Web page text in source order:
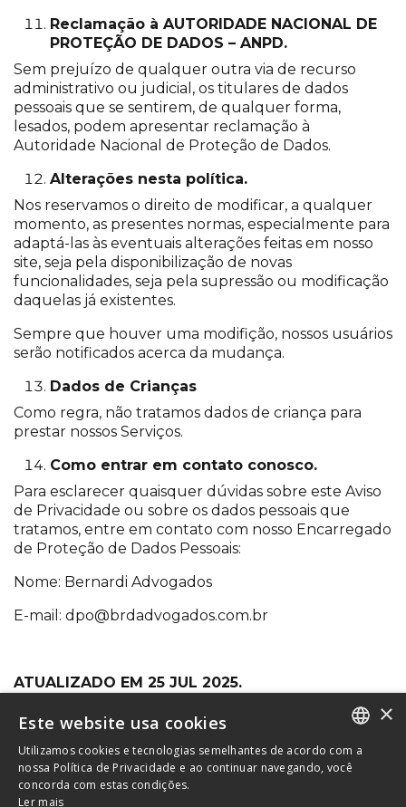
Reclamação à AUTORIDADE NACIONAL DE
PROTEÇÃO DE DADOS – ANPD.
Sem prejuízo de qualquer outra via de recurso
administrativo ou judicial, os titulares de dados
pessoais que se sentirem, de qualquer forma,
lesados, podem apresentar reclamação à
Autoridade Nacional de Proteção de Dados.
Alterações nesta política.
Nos reservamos o direito de modificar, a qualquer
momento, as presentes normas, especialmente para
adaptá-las às eventuais alterações feitas em nosso
site, seja pela disponibilização de novas
funcionalidades, seja pela supressão ou modificação
daquelas já existentes.
Sempre que houver uma modifição, nossos usuários
serão notificados acerca da mudança.
Dados de Crianças
Como regra, não tratamos dados de criança para
prestar nossos Serviços.
Como entrar em contato conosco.
Para esclarecer quaisquer dúvidas sobre este Aviso
de Privacidade ou sobre os dados pessoais que
tratamos, entre em contato com nosso Encarregado
de Proteção de Dados Pessoais:
Nome: Bernardi Advogados
E-mail: dpo@brdadvogados.com.br
ATUALIZADO EM 25 JUL 2025.
PORTUGUESE
×
Este website usa cookies
Utilizamos cookies e tecnologias semelhantes de acordo com a
nossa Política de Privacidade e ao continuar navegando, você
concorda com estas condições.
Ler mais